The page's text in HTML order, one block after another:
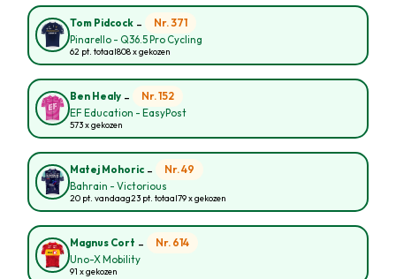
Tom Pidcock - Nr. 371
Pinarello - Q36.5 Pro Cycling
62 pt. totaal808 x gekozen
Ben Healy - Nr. 152
EF Education - EasyPost
573 x gekozen
Matej Mohoric - Nr. 49
Bahrain - Victorious
20 pt. vandaag23 pt. totaal79 x gekozen
Magnus Cort - Nr. 614
Uno-X Mobility
91 x gekozen